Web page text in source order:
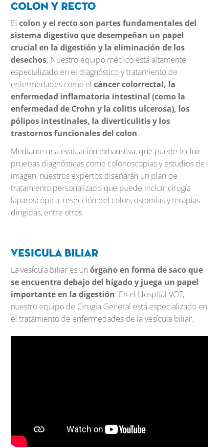
Colon y Recto
Elcolon y el recto son partes fundamentales del
sistema digestivo que desempeñan un papel
crucial en la digestión y la eliminación de los
desechos. Nuestro equipo médico está altamente
especializado en el diagnóstico y tratamiento de
enfermedades como elcáncer colorrectal, la
enfermedad inflamatoria intestinal (como la
enfermedad de Crohn y la colitis ulcerosa), los
pólipos intestinales, la diverticulitis y los
trastornos funcionales del colon.
Mediante una evaluación exhaustiva, que puede incluir
pruebas diagnósticas como colonoscopias y estudios de
imagen, nuestros expertos diseñarán un plan de
tratamiento personalizado que puede incluir cirugía
laparoscópica, resección del colon, ostomías y terapias
dirigidas, entre otros.
Vesicula Biliar
La vesícula biliar es unórgano en forma de saco que
se encuentra debajo del hígado y juega un papel
importante en la digestión. En el Hospital VOT,
nuestro equipo de Cirugía General está especializado en
el tratamiento de enfermedades de la vesícula biliar.